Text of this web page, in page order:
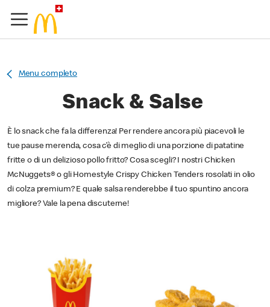
Menu completo
Snack & Salse
È lo snack che fa la differenza! Per rendere ancora più piacevoli le
tue pause merenda, cosa c’è di meglio di una porzione di patatine
fritte o di un delizioso pollo fritto? Cosa scegli? I nostri Chicken
McNuggets® o gli Homestyle Crispy Chicken Tenders rosolati in olio
di colza premium? E quale salsa renderebbe il tuo spuntino ancora
migliore? Vale la pena discuterne!